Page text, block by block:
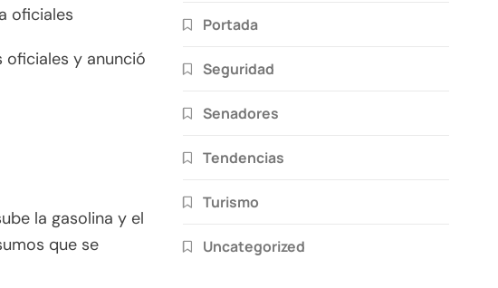
oficiales
oficiales y anunció
la gasolina y el
que se
Portada
Seguridad
Senadores
Tendencias
Turismo
Uncategorized